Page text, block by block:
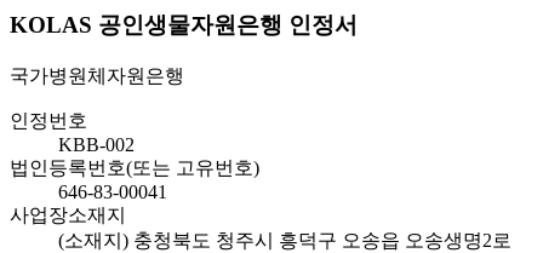
KOLAS 공인생물자원은행 인정서
국가병원체자원은행
인정번호
KBB-002
법인등록번호(또는 고유번호)
646-83-00041
사업장소재지
(소재지) 충청북도 청주시 흥덕구 오송읍 오송생명2로